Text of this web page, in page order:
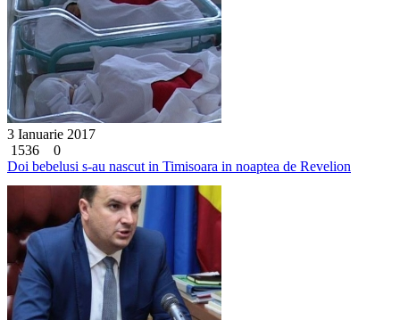
3 Ianuarie 2017
1536
0
Doi bebelusi s-au nascut in Timisoara in noaptea de Revelion